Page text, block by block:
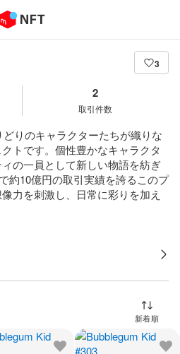
3
2
取引件数
りのキャラクターたちが織りな
トです。個性豊かなキャラクタ
の一員として新しい物語を紡ぎ
約10億円の取引実績を誇るこのプ
力を刺激し、日常に彩りを加え
並び替え